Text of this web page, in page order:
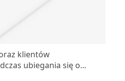
klientów
ubiegania się o...